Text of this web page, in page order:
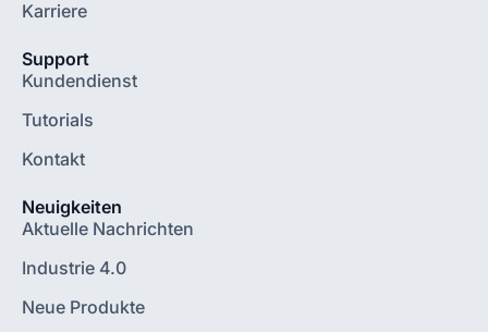
Karriere
Support
Kundendienst
Tutorials
Kontakt
Neuigkeiten
Aktuelle Nachrichten
Industrie 4.0
Neue Produkte